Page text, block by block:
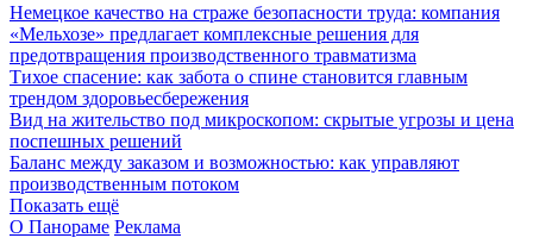
Немецкое качество на страже безопасности труда: компания
«Мельхозе» предлагает комплексные решения для
предотвращения производственного травматизма
Тихое спасение: как забота о спине становится главным
трендом здоровьесбережения
Вид на жительство под микроскопом: скрытые угрозы и цена
поспешных решений
Баланс между заказом и возможностью: как управляют
производственным потоком
Показать ещё
О Панораме Реклама